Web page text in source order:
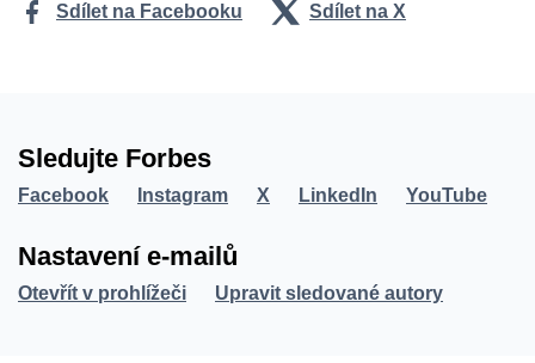
Sdílet na Facebooku Sdílet na X
Sledujte Forbes
Facebook Instagram X LinkedIn YouTube
Nastavení e-mailů
Otevřít v prohlížeči Upravit sledované autory